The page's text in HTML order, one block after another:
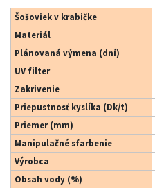
Šošoviek v krabičke
Materiál
Plánovaná výmena (dní)
UV filter
Zakrivenie
Priepustnosť kyslíka (Dk/t)
Priemer (mm)
Manipulačné sfarbenie
Výrobca
Obsah vody (%)